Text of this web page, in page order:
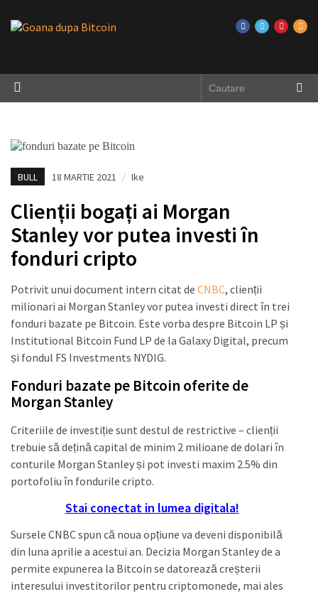
BULL 18 MARTIE 2021 / Ike
Clienții bogați ai Morgan
Stanley vor putea investi în
fonduri cripto
Potrivit unui document intern citat de CNBC, clienții
milionari ai Morgan Stanley vor putea investi direct în trei
fonduri bazate pe Bitcoin. Este vorba despre Bitcoin LP și
Institutional Bitcoin Fund LP de la Galaxy Digital, precum
și fondul FS Investments NYDIG.
Fonduri bazate pe Bitcoin oferite de
Morgan Stanley
Criteriile de investiție sunt destul de restrictive – clienții
trebuie să dețină capital de minim 2 milioane de dolari în
conturile Morgan Stanley și pot investi maxim 2.5% din
portofoliu în fondurile cripto.
Stai conectat in lumea digitala!
Sursele CNBC spun că noua opțiune va deveni disponibilă
din luna aprilie a acestui an. Decizia Morgan Stanley de a
permite expunerea la Bitcoin se datorează creșterii
interesului investitorilor pentru criptomonede, mai ales